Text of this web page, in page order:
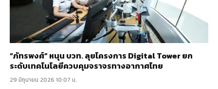
“ภัทรพงศ์” หนุน บวท. ลุยโครงการ Digital Tower ยก
ระดับเทคโนโลยีควบคุมจราจรทางอากาศไทย
29 มิถุนายน 2026 10:07 น.